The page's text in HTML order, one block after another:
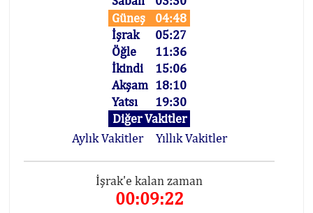
Güneş
04:48
İşrak
05:27
Öğle
11:36
İkindi
15:06
Akşam 18:10
Yatsı
19:30
Diğer Vakitler
Aylık Vakitler
Yıllık Vakitler
İşrak'e kalan zaman
00:09:22